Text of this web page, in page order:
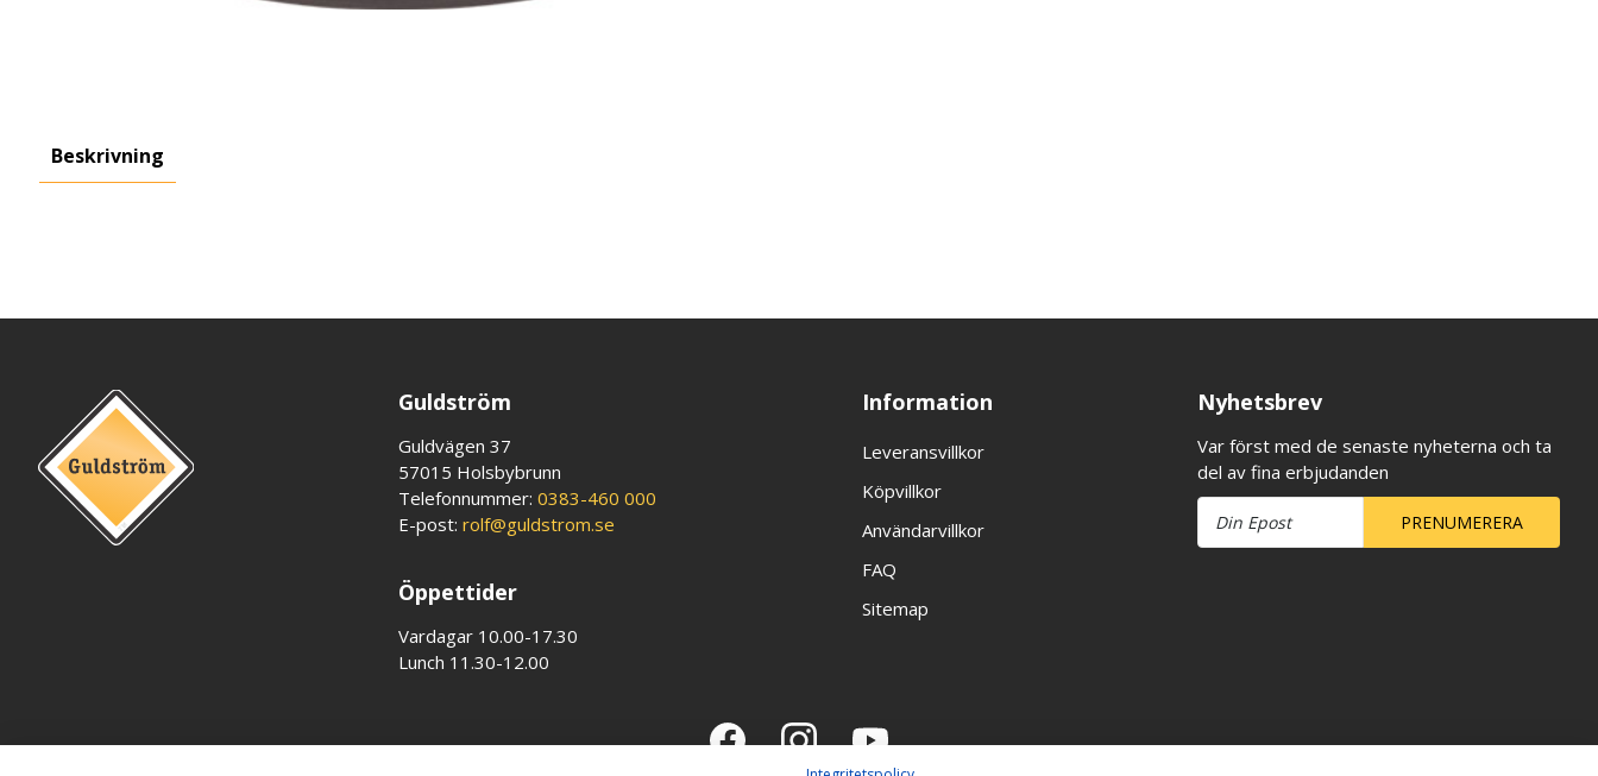
Beskrivning
Guldström
Guldvägen 37
57015 Holsbybrunn
Telefonnummer:0383-460 000
E-post:rolf@guldstrom.se
Öppettider
Vardagar 10.00-17.30
Lunch 11.30-12.00
Information
Leveransvillkor
Köpvillkor
Användarvillkor
FAQ
Sitemap
Nyhetsbrev
Var först med de senaste nyheterna och ta
del av fina erbjudanden
PRENUMERERA